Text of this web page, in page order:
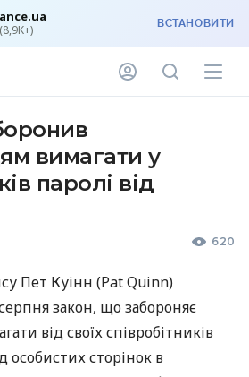
(8,9K+) ВСТАНОВИТИ
вимагати у
паролі від
620
Пет Куінн (Pat Quinn)
закон, що забороняє
від своїх співробітників
особистих сторінок в